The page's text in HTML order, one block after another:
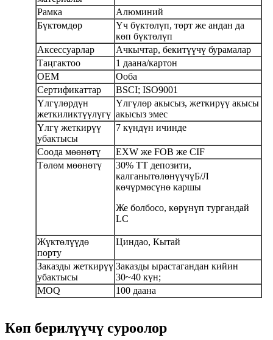
Рамка
Алюминий
Бүктөмдөр
Үч бүктөлүп, төрт же андан да
көп бүктөлүп
Аксессуарлар
Ачкычтар, бекитүүчү бурамалар
Таңгактоо
1 даана/картон
OEM
Ооба
Сертификаттар
BSCI; ISO9001
Үлгүлөрдүн
жеткиликтүүлүгү
Үлгүлөр акысыз, жеткирүү акысы
акысыз эмес
Үлгү жеткирүү
убактысы
7 күндүн ичинде
Соода мөөнөтү
EXW же FOB же CIF
Төлөм мөөнөтү
30% TT депозити,
калганытөлөнүүчүБ/Л
көчүрмөсүнө каршы
Же болбосо, көрүнүп тургандай
LC
Жүктөлүүдө
порту
Циндао, Кытай
Заказды жеткирүү
убактысы
Заказды ырастагандан кийин
30~40 күн;
MOQ
100 даана
Көп берилүүчү суроолор